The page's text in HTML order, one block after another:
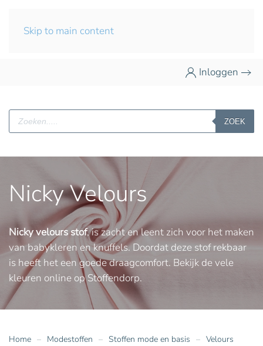
Skip to main content
Inloggen
Producten
zoeken
ZOEK
Nicky Velours
Nicky velours stof, is zacht en leent zich voor het maken
van babykleren en knuffels. Doordat deze stof rekbaar
is heeft het een goede draagcomfort. Bekijk de vele
kleuren online op Stoffendorp.
Home Modestoffen Stoffen mode en basis
Velours